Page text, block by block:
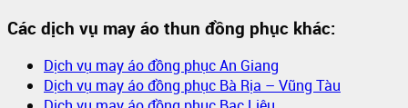
Các dịch vụ may áo thun đồng phục khác:
Dịch vụ may áo đồng phục An Giang
Dịch vụ may áo đồng phục Bà Rịa – Vũng Tàu